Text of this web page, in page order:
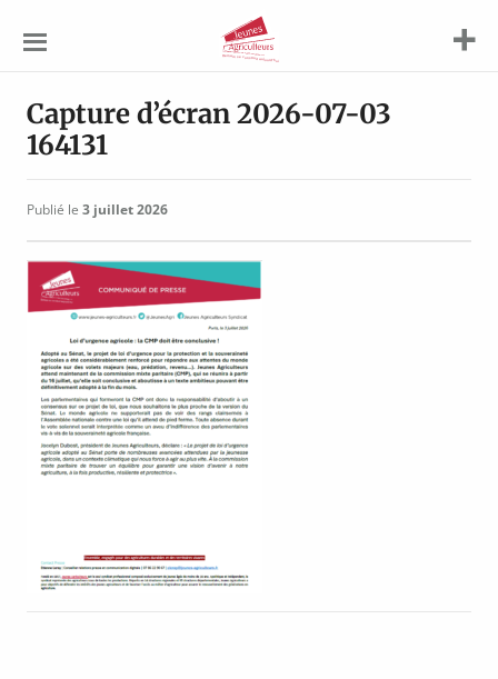
Agriculteurs
Capture d’écran 2026-07-03
164131
Publié le 3 juillet 2026